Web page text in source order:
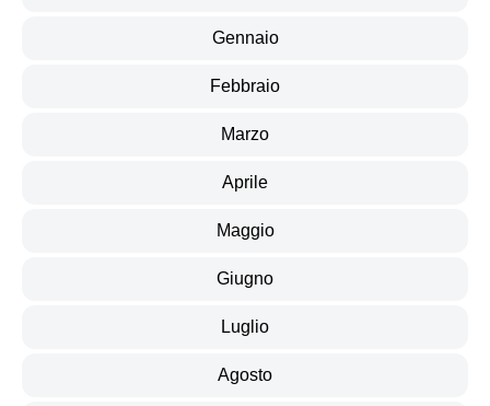
Gennaio
Febbraio
Marzo
Aprile
Maggio
Giugno
Luglio
Agosto